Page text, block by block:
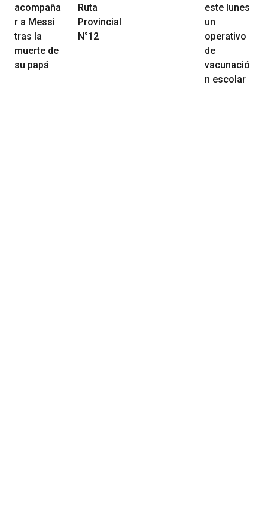
acompaña
r a Messi
tras la
muerte de
su papá
Ruta
Provincial
N°12
este lunes
un
operativo
de
vacunació
n escolar